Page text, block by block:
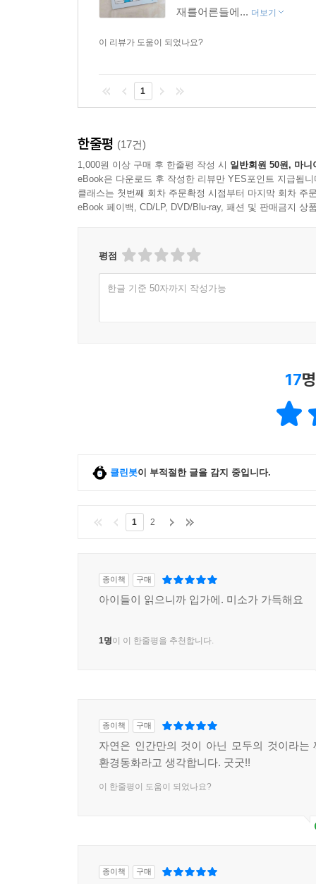
재를어른들에... 더보기
이 리뷰가 도움이 되었나요?
1
한줄평 (17건)
1,000원 이상 구매 후 한줄평 작성 시 일반회원 50원, 마니
eBook은 다운로드 후 작성한 리뷰만 YES포인트 지급됩니
클래스는 첫번째 회차 주문확정 시점부터 마지막 회차 주
eBook 페이백, CD/LP, DVD/Blu-ray, 패션 및 판매금지 상
평점
한글 기준 50자까지 작성가능
17
클린봇이 부적절한 글을 감지 중입니다.
1 2
종이책 구매
아이들이 읽으니까 입가에. 미소가 가득해요
1명이 이 한줄평을 추천합니다.
종이책 구매
자연은 인간만의 것이 아닌 모두의 것이라는
환경동화라고 생각합니다. 굿굿!!
이 한줄평이 도움이 되었나요?
종이책 구매